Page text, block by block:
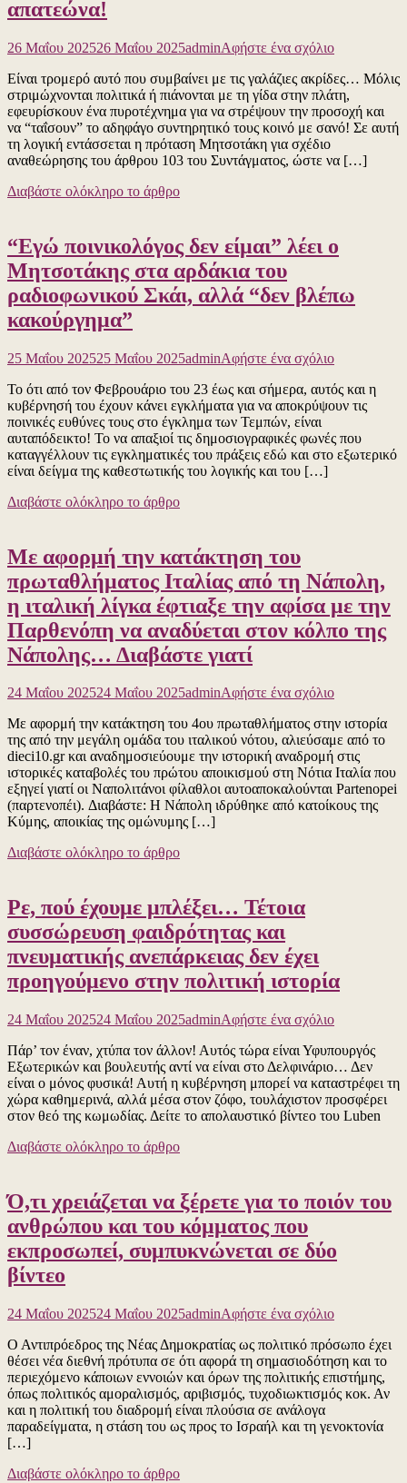
απατεώνα!
26 Μαΐου 202526 Μαΐου 2025adminΑφήστε ένα σχόλιογια
Περί
της
κατάργησης
της
των
τεράστια
πολιτικού
απατεώνα!
Είναι τρομερό αυτό που συμβαίνει με τις γαλάζιες ακρίδες… Μόλις
στριμώχνονται πολιτικά ή πιάνονται με τη γίδα στην πλάτη,
εφευρίσκουν ένα πυροτέχνημα για να στρέψουν την προσοχή και
να “ταΐσουν” το αδηφάγο συντηρητικό τους κοινό με σανό! Σε αυτή
τη λογική εντάσσεται η πρόταση Μητσοτάκη για σχέδιο
αναθεώρησης του άρθρου 103 του Συντάγματος, ώστε να […]
Διαβάστε ολόκληρο το άρθρο
“Εγώ ποινικολόγος δεν είμαι” λέει ο
Μητσοτάκης στα αρδάκια του
ραδιοφωνικού Σκάι, αλλά “δεν βλέπω
κακούργημα”
25 Μαΐου 202525 Μαΐου 2025adminΑφήστε ένα σχόλιογια
“Εγώ
είμαι”
λέει
Σκάι,
αλλά
“δεν
βλέπω
Το ότι από τον Φεβρουάριο του 23 έως και σήμερα, αυτός και η
κυβέρνησή του έχουν κάνει εγκλήματα για να αποκρύψουν τις
ποινικές ευθύνες τους στο έγκλημα των Τεμπών, είναι
αυταπόδεικτο! Το να απαξιοί τις δημοσιογραφικές φωνές που
καταγγέλλουν τις εγκληματικές του πράξεις εδώ και στο εξωτερικό
είναι δείγμα της καθεστωτικής του λογικής και του […]
Διαβάστε ολόκληρο το άρθρο
Με αφορμή την κατάκτηση του
πρωταθλήματος Ιταλίας από τη Νάπολη,
η ιταλική λίγκα έφτιαξε την αφίσα με την
Παρθενόπη να αναδύεται στον κόλπο της
Νάπολης… Διαβάστε γιατί
24 Μαΐου 202524 Μαΐου 2025adminΑφήστε ένα σχόλιογια
Με
αφορμή
την
κατάκτηση
του
με
Παρθενόπη
αναδύεται
στον
κόλπο
της
Νάπολης…
Με αφορμή την κατάκτηση του 4ου πρωταθλήματος στην ιστορία
της από την μεγάλη ομάδα του ιταλικού νότου, αλιεύσαμε από το
dieci10.gr και αναδημοσιεύουμε την ιστορική αναδρομή στις
ιστορικές καταβολές του πρώτου αποικισμού στη Νότια Ιταλία που
εξηγεί γιατί οι Ναπολιτάνοι φίλαθλοι αυτοαποκαλούνται Partenopei
(παρτενοπέι). Διαβάστε: Η Νάπολη ιδρύθηκε από κατοίκους της
Κύμης, αποικίας της ομώνυμης […]
Διαβάστε ολόκληρο το άρθρο
Ρε, πού έχουμε μπλέξει… Τέτοια
συσσώρευση φαιδρότητας και
πνευματικής ανεπάρκειας δεν έχει
προηγούμενο στην πολιτική ιστορία
24 Μαΐου 202524 Μαΐου 2025adminΑφήστε ένα σχόλιογια
Ρε,
πού
έχουμε
μπλέξει…
Τέτοια
ανεπάρκειας
δεν
στην
Πάρ’ τον έναν, χτύπα τον άλλον! Αυτός τώρα είναι Υφυπουργός
Εξωτερικών και βουλευτής αντί να είναι στο Δελφινάριο… Δεν
είναι ο μόνος φυσικά! Αυτή η κυβέρνηση μπορεί να καταστρέφει τη
χώρα καθημερινά, αλλά μέσα στον ζόφο, τουλάχιστον προσφέρει
στον θεό της κωμωδίας. Δείτε το απολαυστικό βίντεο του Luben
Διαβάστε ολόκληρο το άρθρο
Ό,τι χρειάζεται να ξέρετε για το ποιόν του
ανθρώπου και του κόμματος που
εκπροσωπεί, συμπυκνώνεται σε δύο
βίντεο
24 Μαΐου 202524 Μαΐου 2025adminΑφήστε ένα σχόλιογια
Ό,τι
χρειάζεται
να
ξέρετε
το
Ο Αντιπρόεδρος της Νέας Δημοκρατίας ως πολιτικό πρόσωπο έχει
θέσει νέα διεθνή πρότυπα σε ότι αφορά τη σημασιοδότηση και το
περιεχόμενο κάποιων εννοιών και όρων της πολιτικής επιστήμης,
όπως πολιτικός αμοραλισμός, αριβισμός, τυχοδιωκτισμός κοκ. Αν
και η πολιτική του διαδρομή είναι πλούσια σε ανάλογα
παραδείγματα, η στάση του ως προς το Ισραήλ και τη γενοκτονία
[…]
Διαβάστε ολόκληρο το άρθρο